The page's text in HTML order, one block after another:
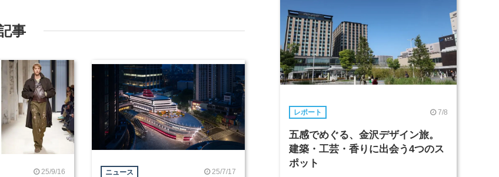
事
25/9/16 ニュース 25/7/17
レポート 7/8
五感でめぐる、金沢デザイン旅。
建築・工芸・香りに出会う4つのス
ポット